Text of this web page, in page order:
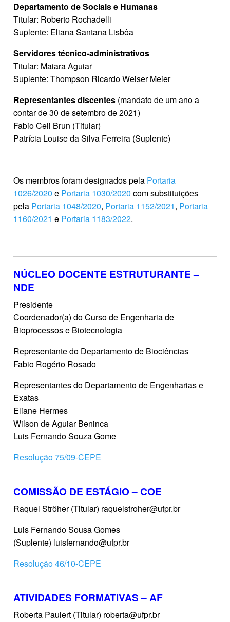
Departamento de Sociais e Humanas
Titular: Roberto Rochadelli
Suplente: Eliana Santana Lisbôa
Servidores técnico-administrativos
Titular: Maiara Aguiar
Suplente: Thompson Ricardo Weiser Meier
Representantes discentes (mandato de um ano a
contar de 30 de setembro de 2021)
Fabio Celi Brun (Titular)
Patrícia Louise da Silva Ferreira (Suplente)
Os membros foram designados pela Portaria
1026/2020 e Portaria 1030/2020 com substituições
pela Portaria 1048/2020, Portaria 1152/2021, Portaria
1160/2021 e Portaria 1183/2022.
NÚCLEO DOCENTE ESTRUTURANTE –
NDE
Presidente
Coordenador(a) do Curso de Engenharia de
Bioprocessos e Biotecnologia
Representante do Departamento de Biociências
Fabio Rogério Rosado
Representantes do Departamento de Engenharias e
Exatas
Eliane Hermes
Wilson de Aguiar Beninca
Luis Fernando Souza Gome
Resolução 75/09-CEPE
COMISSÃO DE ESTÁGIO – COE
Raquel Ströher (Titular) raquelstroher@ufpr.br
Luis Fernando Sousa Gomes
(Suplente) luisfernando@ufpr.br
Resolução 46/10-CEPE
ATIVIDADES FORMATIVAS – AF
Roberta Paulert (Titular) roberta@ufpr.br